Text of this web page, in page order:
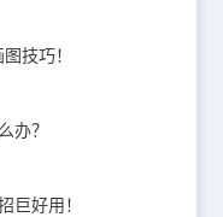
技巧！
办？
巨好用！